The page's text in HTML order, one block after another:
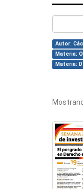
Autor:
Materia:
Materia: